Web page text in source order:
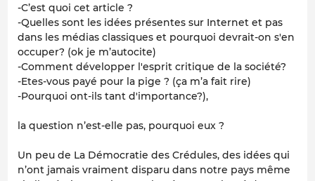
-C’est quoi cet article ?
-Quelles sont les idées présentes sur Internet et pas
dans les médias classiques et pourquoi devrait-on s'en
occuper? (ok je m’autocite)
-Comment développer l'esprit critique de la société?
-Etes-vous payé pour la pige ? (ça m’a fait rire)
-Pourquoi ont-ils tant d'importance?),
la question n’est-elle pas, pourquoi eux ?
Un peu de La Démocratie des Crédules, des idées qui
n’ont jamais vraiment disparu dans notre pays même